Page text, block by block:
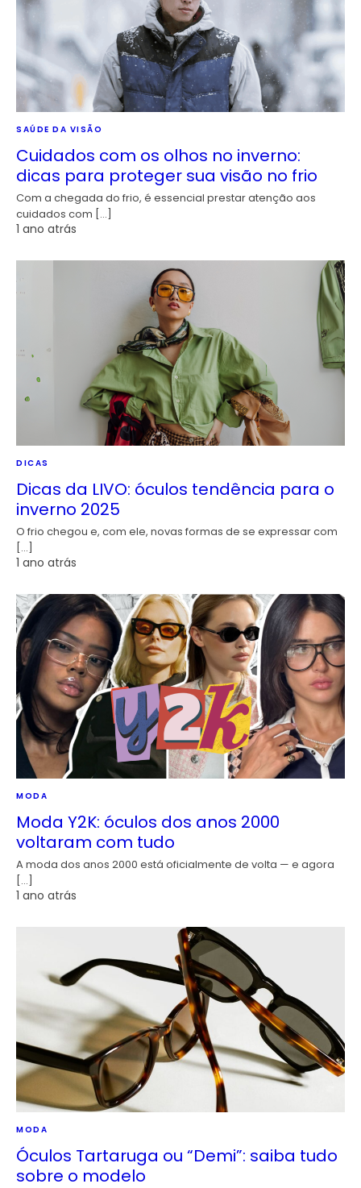
SAÚDE DA VISÃO
Cuidados com os olhos no inverno:
dicas para proteger sua visão no frio
Com a chegada do frio, é essencial prestar atenção aos
cuidados com […]
1 ano atrás
DICAS
Dicas da LIVO: óculos tendência para o
inverno 2025
O frio chegou e, com ele, novas formas de se expressar com
[…]
1 ano atrás
MODA
Moda Y2K: óculos dos anos 2000
voltaram com tudo
A moda dos anos 2000 está oficialmente de volta — e agora
[…]
1 ano atrás
MODA
Óculos Tartaruga ou “Demi”: saiba tudo
sobre o modelo